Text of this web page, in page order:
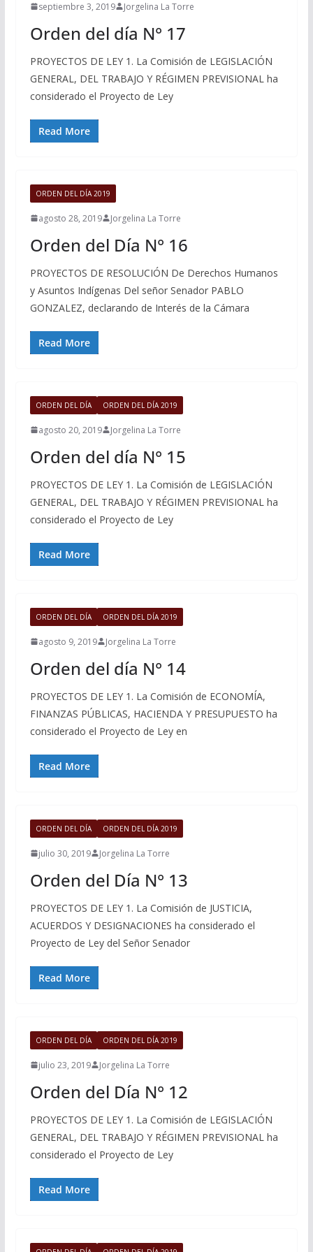
septiembre 3, 2019 Jorgelina La Torre
Orden del día N° 17
PROYECTOS DE LEY 1. La Comisión de LEGISLACIÓN
GENERAL, DEL TRABAJO Y RÉGIMEN PREVISIONAL ha
considerado el Proyecto de Ley
Read More
ORDEN DEL DÍA 2019
agosto 28, 2019 Jorgelina La Torre
Orden del Día N° 16
PROYECTOS DE RESOLUCIÓN De Derechos Humanos
y Asuntos Indígenas Del señor Senador PABLO
GONZALEZ, declarando de Interés de la Cámara
Read More
ORDEN DEL DÍA ORDEN DEL DÍA 2019
agosto 20, 2019 Jorgelina La Torre
Orden del día N° 15
PROYECTOS DE LEY 1. La Comisión de LEGISLACIÓN
GENERAL, DEL TRABAJO Y RÉGIMEN PREVISIONAL ha
considerado el Proyecto de Ley
Read More
ORDEN DEL DÍA ORDEN DEL DÍA 2019
agosto 9, 2019 Jorgelina La Torre
Orden del día N° 14
PROYECTOS DE LEY 1. La Comisión de ECONOMÍA,
FINANZAS PÚBLICAS, HACIENDA Y PRESUPUESTO ha
considerado el Proyecto de Ley en
Read More
ORDEN DEL DÍA ORDEN DEL DÍA 2019
julio 30, 2019 Jorgelina La Torre
Orden del Día N° 13
PROYECTOS DE LEY 1. La Comisión de JUSTICIA,
ACUERDOS Y DESIGNACIONES ha considerado el
Proyecto de Ley del Señor Senador
Read More
ORDEN DEL DÍA ORDEN DEL DÍA 2019
julio 23, 2019 Jorgelina La Torre
Orden del Día N° 12
PROYECTOS DE LEY 1. La Comisión de LEGISLACIÓN
GENERAL, DEL TRABAJO Y RÉGIMEN PREVISIONAL ha
considerado el Proyecto de Ley
Read More